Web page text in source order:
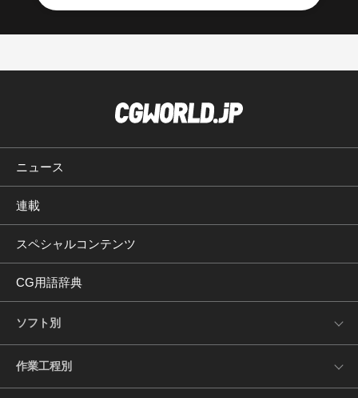
ニュース
連載
スペシャルコンテンツ
CG用語辞典
ソフト別
作業工程別